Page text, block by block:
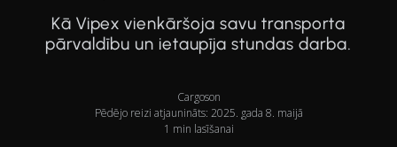
Kā Vipex vienkāršoja savu transporta
pārvaldību un ietaupīja stundas darba.
Cargoson
Pēdējo reizi atjaunināts: 2025. gada 8. maijā
1 min lasīšanai